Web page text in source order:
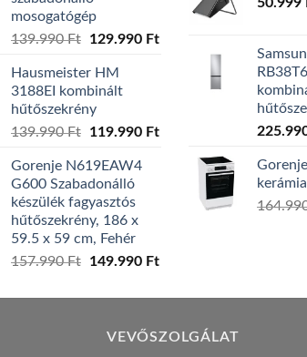
mosogatógép
139.990Ft
Original
was:
139.990 Ft.
129.990 FtCurrent
Hausmeister HM
3188EI kombinált
hűtőszekrény
139.990Ft
Original
was:
139.990 Ft.
119.990 FtCurrent
119.990 Ft.
Gorenje N619EAW4
G600 Szabadonálló
készülék fagyasztós
hűtőszekrény, 186 x
59.5 x 59 cm, Fehér
157.990Ft
Original
was:
149.990 FtCurrent
is:
50.999
VEVŐSZOLGÁLAT